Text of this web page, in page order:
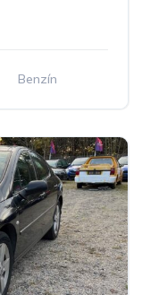
Benzín